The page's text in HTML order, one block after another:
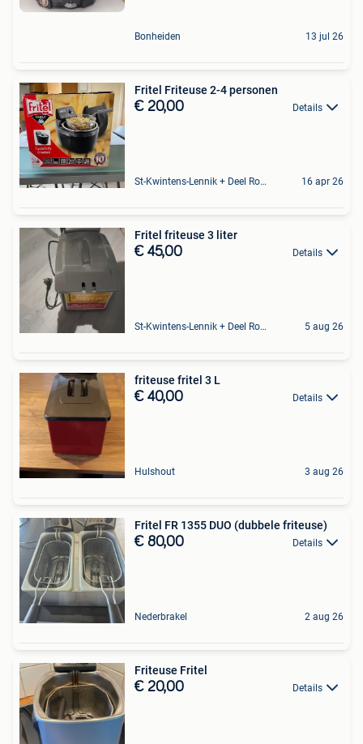
Bonheiden 13 jul 26
Fritel Friteuse 2-4 personen
€ 20,00 Details
St-Kwintens-Lennik + Deel Roosdaal 16 apr 26
Fritel friteuse 3 liter
€ 45,00 Details
St-Kwintens-Lennik + Deel Roosdaal 5 aug 26
friteuse fritel 3 L
€ 40,00 Details
Hulshout 3 aug 26
Fritel FR 1355 DUO (dubbele friteuse)
€ 80,00 Details
Nederbrakel 2 aug 26
Friteuse Fritel
€ 20,00 Details